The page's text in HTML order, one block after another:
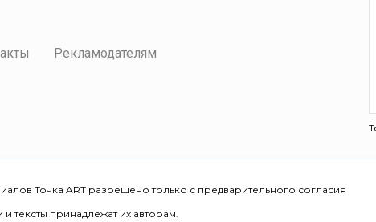
Рекламодателям
Точка ART разрешено только с предварительного согласия
и тексты принадлежат их авторам.